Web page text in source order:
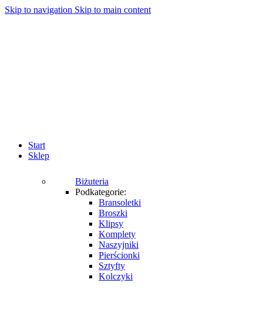
Skip to navigation Skip to main content
Start
Sklep
Biżuteria
Podkategorie:
Bransoletki
Broszki
Klipsy
Komplety
Naszyjniki
Pierścionki
Sztyfty
Kolczyki